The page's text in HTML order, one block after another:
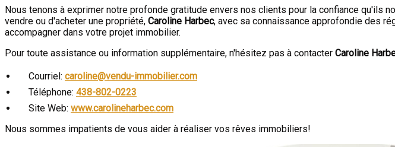
Nous tenons à exprimer notre profonde gratitude envers nos clients pour la confiance qu'ils
vendre ou d'acheter une propriété, Caroline Harbec, avec sa connaissance approfondie des
accompagner dans votre projet immobilier.
Pour toute assistance ou information supplémentaire, n'hésitez pas à contacter Caroline
Courriel: caroline@vendu-immobilier.com
Téléphone: 438-802-0223
Site Web: www.carolineharbec.com
Nous sommes impatients de vous aider à réaliser vos rêves immobiliers!